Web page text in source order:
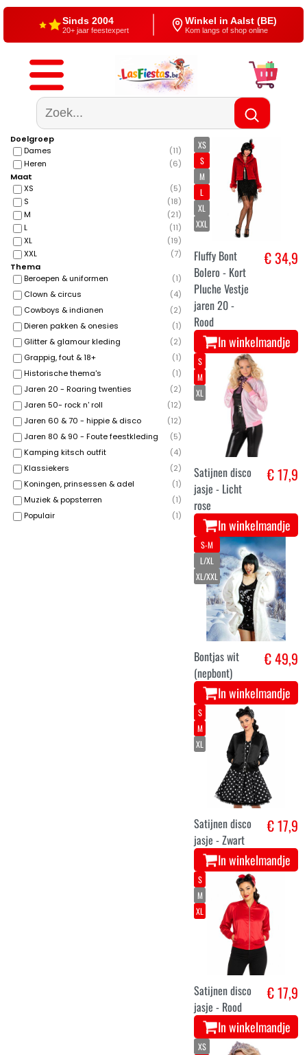
Sinds 2004
20+ jaar feestexpert
Winkel in Aalst (BE)
Kom langs of shop online
Vanaf €60 4,5/5 — Google
Doelgroep
Dames
(11)
Heren
(6)
Maat
XS
(5)
S
(18)
M
(21)
L
(11)
XL
(19)
XXL
(7)
Thema
Beroepen & uniformen
(1)
Clown & circus
(4)
Cowboys & indianen
(2)
Dieren pakken & onesies
(1)
Glitter & glamour kleding
(2)
Grappig, fout & 18+
(1)
Historische thema's
(1)
Jaren 20 - Roaring twenties
(2)
Jaren 50- rock n' roll
(12)
Jaren 60 & 70 - hippie & disco
(12)
Jaren 80 & 90 - Foute feestkleding
(5)
Kamping kitsch outfit
(4)
Klassiekers
(2)
Koningen, prinsessen & adel
(1)
Muziek & popsterren
(1)
Populair
(1)
XS
S
M
L
XL
XXL
Fluffy Bont
Bolero - Kort
Pluche Vestje
jaren 20 -
Rood
€ 34,9
In winkelmandje
S
M
XL
Satijnen disco
jasje - Licht
rose
€ 17,9
In winkelmandje
S-M
L/XL
XL/XXL
Bontjas wit
(nepbont)
€ 49,9
In winkelmandje
S
M
XL
Satijnen disco
jasje - Zwart
€ 17,9
In winkelmandje
S
M
XL
Satijnen disco
jasje - Rood
€ 17,9
In winkelmandje
XS